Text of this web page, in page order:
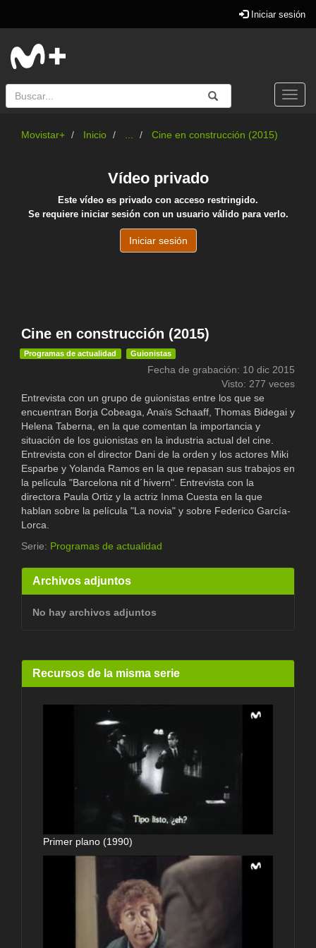
Iniciar sesión
Buscar Enviar
Buscar
Movistar+ Inicio Cine en construcción (2015)
Cine en construcción (2015)
Programas de actualidad Guionistas
Fecha de grabación: 10 dic 2015
Visto: 277 veces
Entrevista con un grupo de guionistas entre los que se
encuentran Borja Cobeaga, Anaïs Schaaff, Thomas Bidegai y
Helena Taberna, en la que comentan la importancia y
situación de los guionistas en la industria actual del cine.
Entrevista con el director Dani de la orden y los actores Miki
Esparbe y Yolanda Ramos en la que repasan sus trabajos en
la película "Barcelona nit d´hivern". Entrevista con la
directora Paula Ortiz y la actriz Inma Cuesta en la que
hablan sobre la película "La novia" y sobre Federico García-
Lorca.
Serie: Programas de actualidad
Archivos adjuntos
No hay archivos adjuntos
Recursos de la misma serie
Primer plano (1990)